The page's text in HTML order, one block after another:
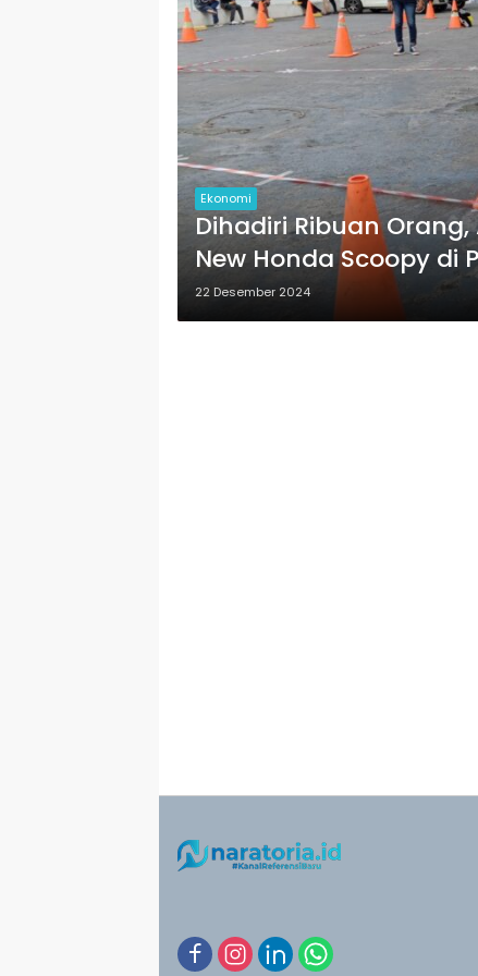
Ekonomi
Dihadiri Ribuan
New Honda Scoopy di
22 Desember 2024